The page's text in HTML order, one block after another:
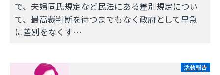
で、夫婦同氏規定など民法にある差別規定につい
て、最高裁判断を待つまでもなく政府として早急
に差別をなくす…
活動報告